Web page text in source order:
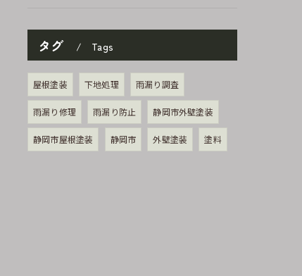
タグ Tags
屋根塗装 下地処理 雨漏り調査
雨漏り修理 雨漏り防止 静岡市外壁塗装
静岡市屋根塗装 静岡市 外壁塗装 塗料